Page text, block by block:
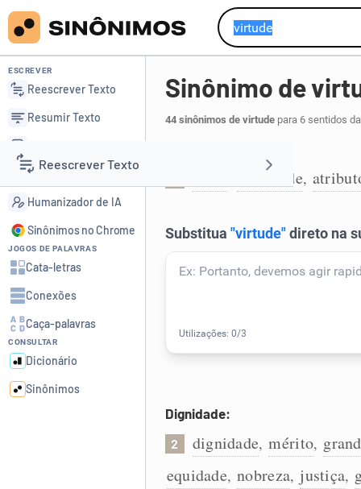
Reescrever Texto
Resumir Texto
Corrigir Texto
Detector de IA
Humanizador de IA
ESCREVER
Reescrever Texto
Resumir Texto
Detector de IA
Humanizador de IA
Sinônimos no Chrome
JOGOS DE PALAVRAS
Cata-letras
Conexões
Caça-palavras
CONSULTAR
Dicionário
Sinônimos
Sinônimo de
44 sinônimos de virtudepara 6 sentidos
qualidade,
Dignidade:
2 dignidade, mérito,
equidade, nobreza, justiça,